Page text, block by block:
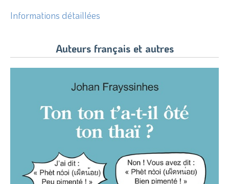
Informations détaillées
Auteurs français et autres